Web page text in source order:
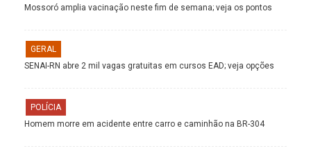
Mossoró amplia vacinação neste fim de semana; veja os pontos
GERAL
SENAI-RN abre 2 mil vagas gratuitas em cursos EAD; veja opções
POLÍCIA
Homem morre em acidente entre carro e caminhão na BR-304